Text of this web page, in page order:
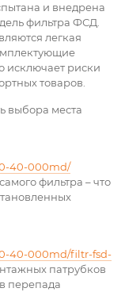
и внедрена
фильтра ФСД.
легкая
исключает риски
товаров.
выбора места
40-000md/
фильтра – что
40-000md/filtr-fsd-
патрубков
перепада